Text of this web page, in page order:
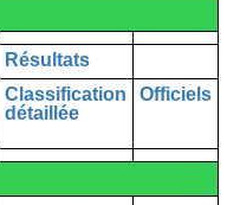
Résultats
Classification
détaillée
Officiels